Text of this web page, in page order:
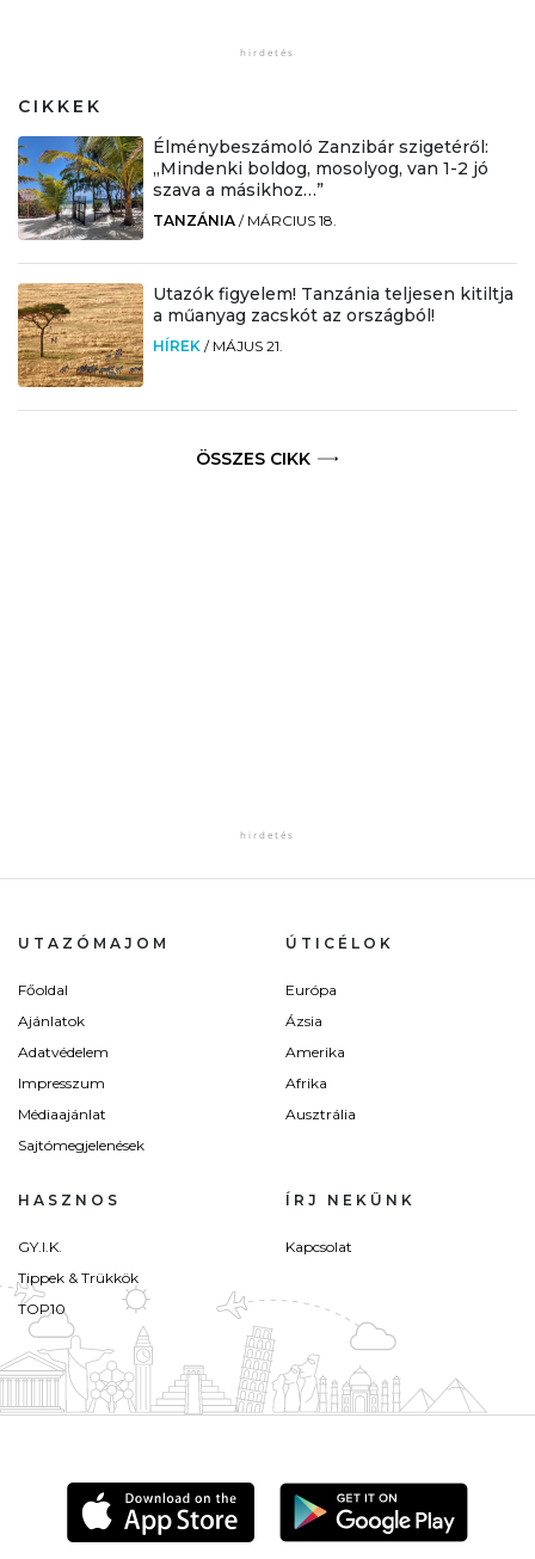
CIKKEK
Élménybeszámoló Zanzibár szigetéről:
„Mindenki boldog, mosolyog, van 1-2 jó
szava a másikhoz…”
TANZÁNIA / MÁRCIUS 18.
Utazók figyelem! Tanzánia teljesen kitiltja
a műanyag zacskót az országból!
HÍREK / MÁJUS 21.
ÖSSZES CIKK
UTAZÓMAJOM
Főoldal
Ajánlatok
Adatvédelem
Impresszum
Médiaajánlat
Sajtómegjelenések
ÚTICÉLOK
Európa
Ázsia
Amerika
Afrika
Ausztrália
HASZNOS
GY.I.K.
Tippek & Trükkök
TOP10
ÍRJ NEKÜNK
Kapcsolat